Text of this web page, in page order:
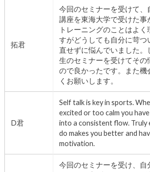
拓君
今回のセミナーを受けて、
講座を東海大学で受けた事
トレーニングのことはよ
すがどうしても自分に苛つ
直せずに悩んでいました。
生のセミナーを受けてその
ので良かったです。また機
くお願いします。
D君
Self talk is key in sports.
excited or too calm you
into a consistent flow. Truly
do makes you better and
motivation.
今回のセミナーを受け、自